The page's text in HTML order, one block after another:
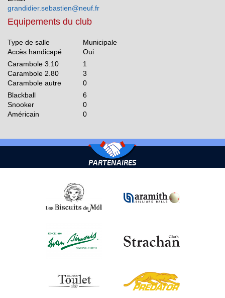
grandidier.sebastien@neuf.fr
Equipements du club
Type de salle
Municipale
Accès handicapé
Oui
Carambole 3.10
1
Carambole 2.80
3
Carambole autre
0
Blackball
6
Snooker
0
Américain
0
PARTENAIRES